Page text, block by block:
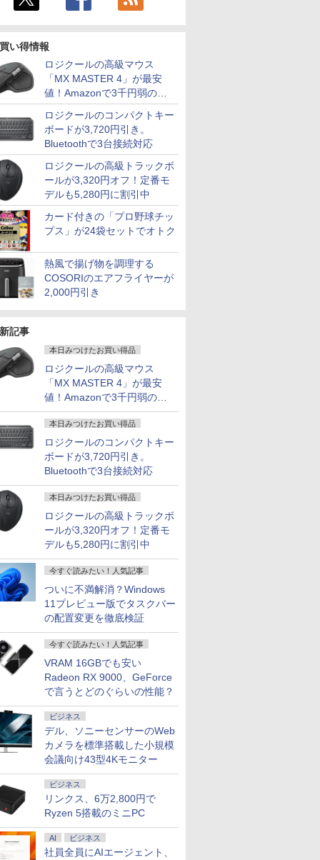
い得情報
ロジクールの高級マウス
「MX MASTER 4」が最安
値！Amazonで3千円弱の割
引
ロジクールのコンパクトキー
ボードが3,720円引き。
Bluetoothで3台接続対応
ロジクールの高級トラックボ
ールが3,320円オフ！定番モ
デルも5,280円に割引中
カード付きの「プロ野球チッ
プス」が24袋セットでオトク
熱風で揚げ物を調理する
COSORIのエアフライヤーが
2,000円引き
記事
本日みつけたお買い得品
ロジクールの高級マウス
「MX MASTER 4」が最安
値！Amazonで3千円弱の割
引
本日みつけたお買い得品
ロジクールのコンパクトキー
ボードが3,720円引き。
Bluetoothで3台接続対応
本日みつけたお買い得品
ロジクールの高級トラックボ
ールが3,320円オフ！定番モ
デルも5,280円に割引中
今すぐ読みたい！人気記事
ついに不満解消？Windows
11プレビュー版でタスクバー
の配置変更を徹底検証
今すぐ読みたい！人気記事
VRAM 16GBでも安い
Radeon RX 9000、GeForce
で言うとどのぐらいの性能？
ビジネス
デル、ソニーセンサーのWeb
カメラを標準搭載した小規模
会議向け43型4Kモニター
ビジネス
リンクス、6万2,800円で
Ryzen 5搭載のミニPC
AI ビジネス
社員全員にAIエージェント、